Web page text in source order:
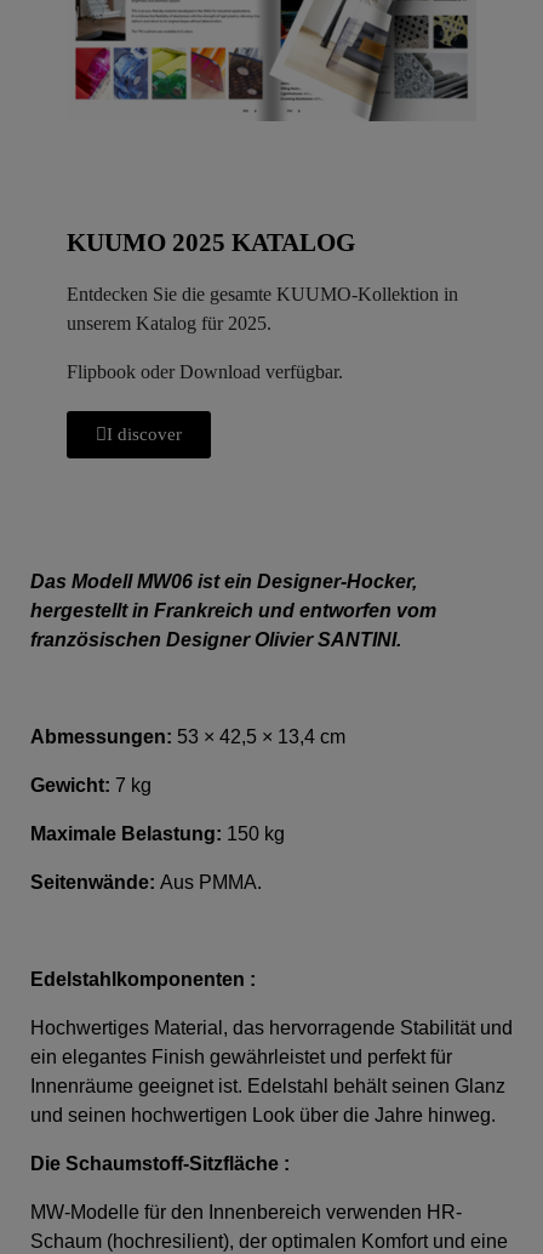
KUUMO 2025 KATALOG
Entdecken Sie die gesamte KUUMO-Kollektion in
unserem Katalog für 2025.
Flipbook oder Download verfügbar.
I discover
Das Modell MW06 ist ein Designer-Hocker,
hergestellt in Frankreich und entworfen vom
französischen Designer Olivier SANTINI.
Abmessungen: 53 × 42,5 × 13,4 cm
Gewicht: 7 kg
Maximale Belastung: 150 kg
Seitenwände: Aus PMMA.
Edelstahlkomponenten :
Hochwertiges Material, das hervorragende Stabilität und
ein elegantes Finish gewährleistet und perfekt für
Innenräume geeignet ist. Edelstahl behält seinen Glanz
und seinen hochwertigen Look über die Jahre hinweg.
Die Schaumstoff-Sitzfläche :
MW-Modelle für den Innenbereich verwenden HR-
Schaum (hochresilient), der optimalen Komfort und eine